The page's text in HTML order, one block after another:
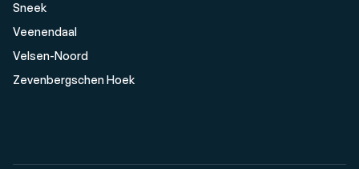
Sneek
Veenendaal
Velsen-Noord
Zevenbergschen Hoek